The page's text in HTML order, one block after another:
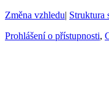
Změna vzhledu| Struktura
Prohlášení o přístupnosti,